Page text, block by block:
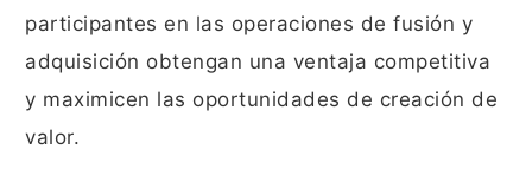
participantes en las operaciones de fusión y
adquisición obtengan una ventaja competitiva
y maximicen las oportunidades de creación de
valor.